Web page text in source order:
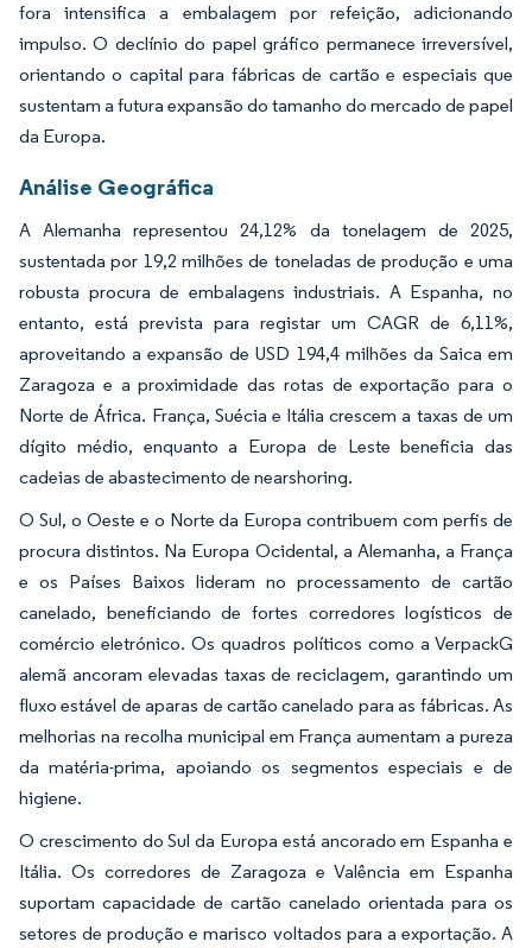
fora intensifica a embalagem por refeição, adicionando
impulso. O declínio do papel gráfico permanece irreversível,
orientando o capital para fábricas de cartão e especiais que
sustentam a futura expansão do tamanho do mercado de papel
da Europa.
Análise Geográfica
A Alemanha representou 24,12% da tonelagem de 2025,
sustentada por 19,2 milhões de toneladas de produção e uma
robusta procura de embalagens industriais. A Espanha, no
entanto, está prevista para registar um CAGR de 6,11%,
aproveitando a expansão de USD 194,4 milhões da Saica em
Zaragoza e a proximidade das rotas de exportação para o
Norte de África. França, Suécia e Itália crescem a taxas de um
dígito médio, enquanto a Europa de Leste beneficia das
cadeias de abastecimento de nearshoring.
O Sul, o Oeste e o Norte da Europa contribuem com perfis de
procura distintos. Na Europa Ocidental, a Alemanha, a França
e os Países Baixos lideram no processamento de cartão
canelado, beneficiando de fortes corredores logísticos de
comércio eletrónico. Os quadros políticos como a VerpackG
alemã ancoram elevadas taxas de reciclagem, garantindo um
fluxo estável de aparas de cartão canelado para as fábricas. As
melhorias na recolha municipal em França aumentam a pureza
da matéria-prima, apoiando os segmentos especiais e de
higiene.
O crescimento do Sul da Europa está ancorado em Espanha e
Itália. Os corredores de Zaragoza e Valência em Espanha
suportam capacidade de cartão canelado orientada para os
setores de produção e marisco voltados para a exportação. A